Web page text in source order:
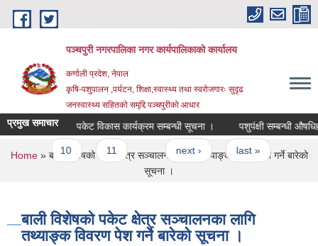
Skip to main content
पञ्चपुरी नगरपालिका नगर कार्यपालिकाको कार्यालय
कर्णाली प्रदेश, नेपाल
कृषि-पशुपालन ,पर्यटन, शिक्षा,स्वास्थ्य तथा स्वरोजगारः सुदृढ
जनस्वास्थ्य सहितको समृद्दि पञ्चपुरीको आधार
प्रमुख समाचार
। पकेट विकास कार्यक्रम सम्बन्धी सूचना । पशुपंक्षी सम्बन्धी
10 11 … next › last »
You are here
Home» बाली विशेषको पकेट क्षेत्र सञ्चालनका लागि तथ्याङ्क विवरण पेश गर्ने बारेको
सूचना ।
बाली विशेषको पकेट क्षेत्र सञ्चालनका लागि
तथ्याङ्क विवरण पेश गर्ने बारेको सूचना ।